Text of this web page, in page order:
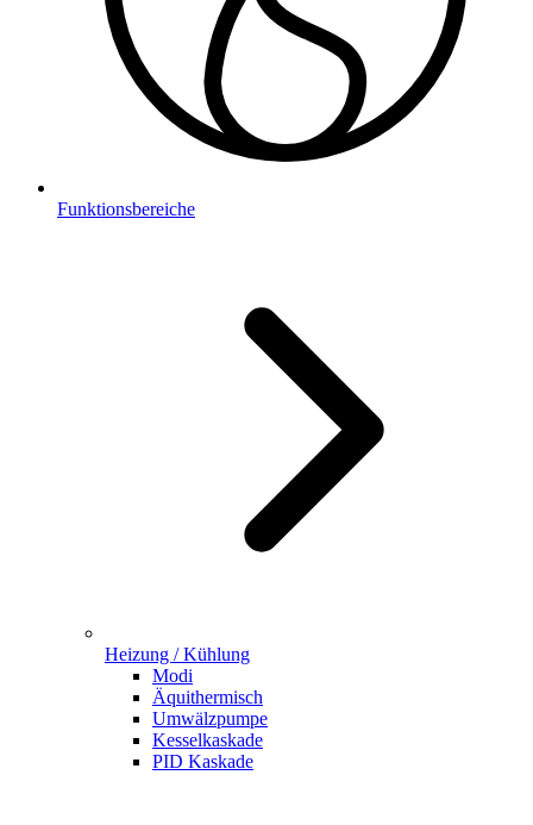
Funktionsbereiche
Heizung / Kühlung
Modi
Äquithermisch
Umwälzpumpe
Kesselkaskade
PID Kaskade